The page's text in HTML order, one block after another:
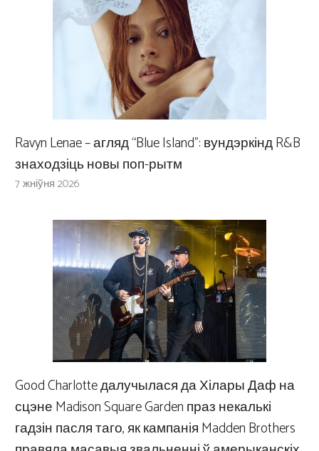
Ravyn Lenae – агляд “Blue Island”: вундэркінд R&B
знаходзіць новы поп-рытм
7 жніўня 2026
Good Charlotte далучылася да Хілары Даф на
сцэне Madison Square Garden праз некалькі
гадзін пасля таго, як кампанія Madden Brothers